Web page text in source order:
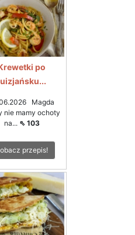
po
Magda
nie mamy ochoty
na... ⇖ 103
przepis!